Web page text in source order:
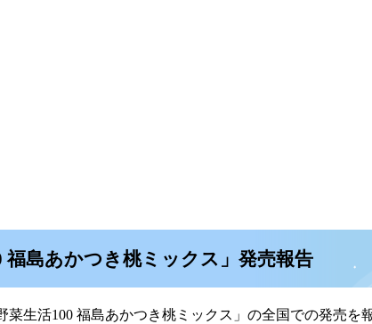
福島あかつき桃ミックス」発売報告
生活100 福島あかつき桃ミックス」の全国での発売を